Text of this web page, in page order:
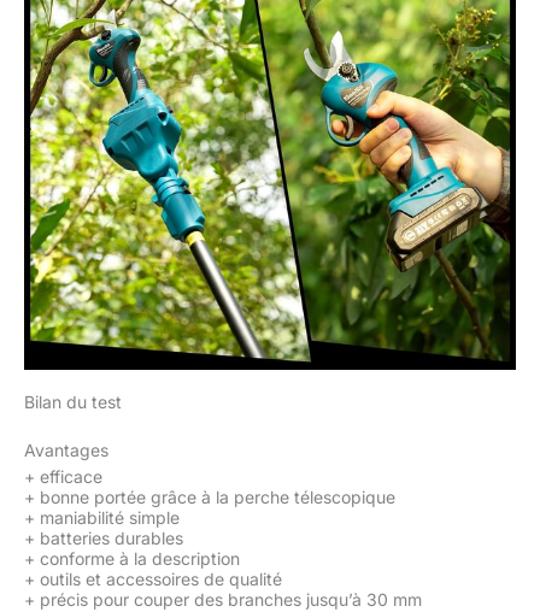
travail d'élagage plus
efficace, sûr et pratique
Assurez Votre Sécurité:
Grâce à la conception
innovante du verrouillage
de sécurité, après avoir
allumé l'interrupteur
d'alimentation, vous
devez appuyer sur la
gâchette deux fois de
suite pour déverrouiller le
sécateur électrique afin
d'éviter toute coupe
accidentelle ou que les
enfants démarrent le
Les lames se ferment
toute sécurité Conseils &
Garantie: Après avoir
Bilan du test
Avantages
+ efficace
+ bonne portée grâce à la perche télescopique
+ maniabilité simple
+ batteries durables
+ conforme à la description
+ outils et accessoires de qualité
+ précis pour couper des branches jusqu’à 30 mm